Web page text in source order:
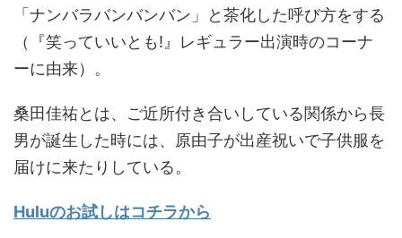
「ナンバラバンバンバン」と茶化した呼び方をする
（『笑っていいとも!』レギュラー出演時のコーナ
ーに由来）。
桑田佳祐とは、ご近所付き合いしている関係から長
男が誕生した時には、原由子が出産祝いで子供服を
届けに来たりしている。
Huluのお試しはコチラから